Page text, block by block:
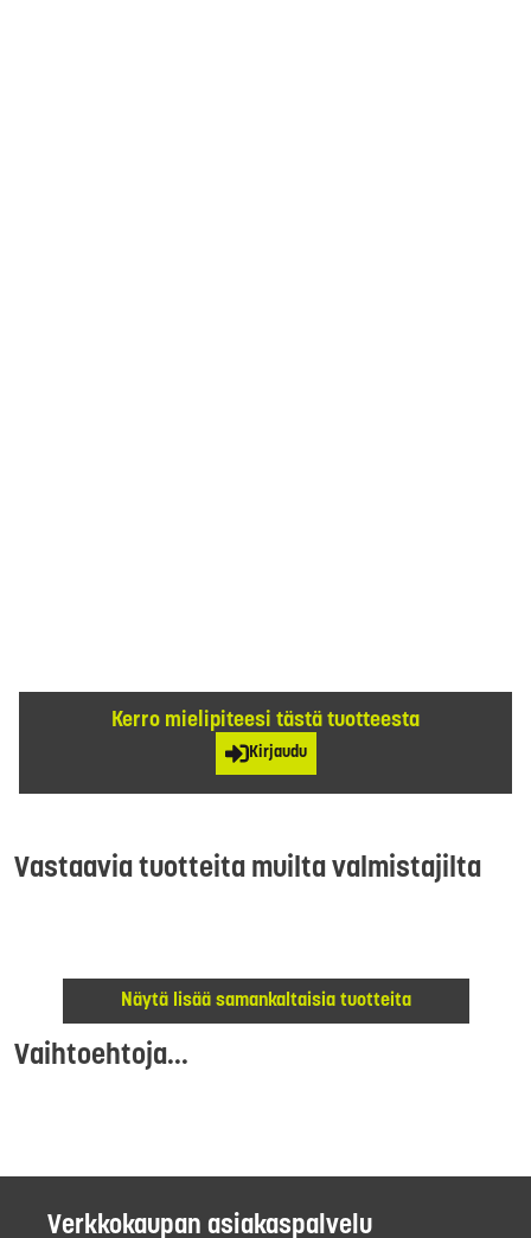
Kerro mielipiteesi tästä tuotteesta
Kirjaudu
Vastaavia tuotteita muilta valmistajilta
Näytä lisää samankaltaisia tuotteita
Vaihtoehtoja...
Verkkokaupan asiakaspalvelu